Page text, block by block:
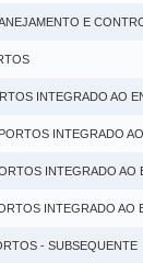
E
INTEGRADO AO
INTEGRADO
INTEGRADO AO
INTEGRADO AO
- SUBSEQUENTE